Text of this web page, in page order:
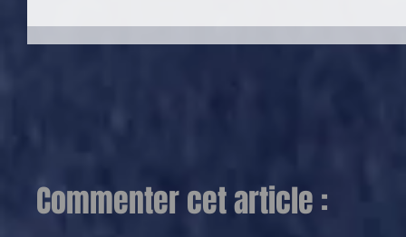
Commenter cet article :